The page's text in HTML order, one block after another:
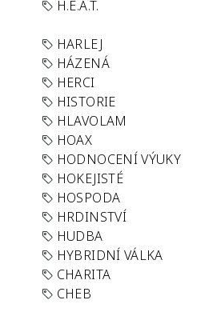
H.E.A.T.
HARLEJ
HÁZENÁ
HERCI
HISTORIE
HLAVOLAM
HOAX
HODNOCENÍ VÝUKY
HOKEJISTÉ
HOSPODA
HRDINSTVÍ
HUDBA
HYBRIDNÍ VÁLKA
CHARITA
CHEB